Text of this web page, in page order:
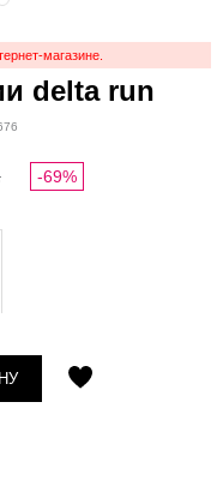
магазине.
delta run
-69%